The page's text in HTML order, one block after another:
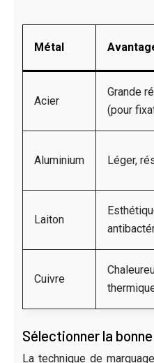
Métal
Acier
Grande
(pour
Aluminium Léger,
Laiton
Cuivre
Sélectionner la
La technique de